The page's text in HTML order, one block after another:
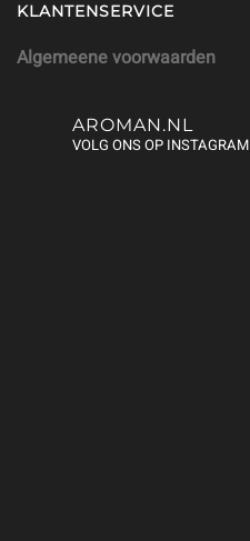
KLANTENSERVICE
Algemeene voorwaarden
AROMAN.NL
VOLG ONS OP INSTAGRAM